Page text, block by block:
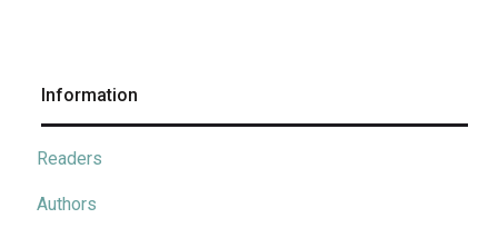
Information
Readers
Authors